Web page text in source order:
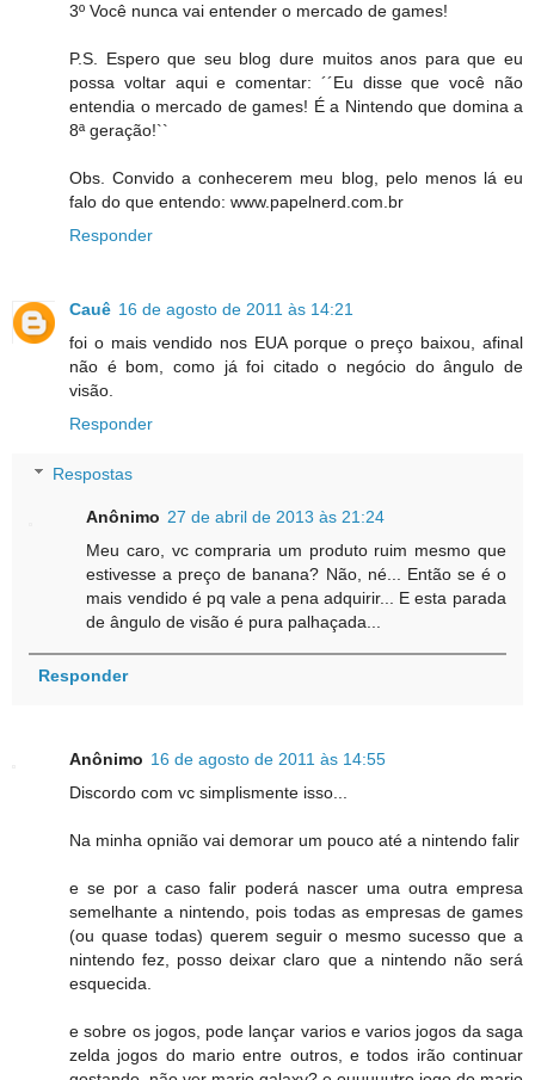
3º Você nunca vai entender o mercado de games!
P.S. Espero que seu blog dure muitos anos para que eu
possa voltar aqui e comentar: ´´Eu disse que você não
entendia o mercado de games! É a Nintendo que domina a
8ª geração!``
Obs. Convido a conhecerem meu blog, pelo menos lá eu
falo do que entendo: www.papelnerd.com.br
Responder
Cauê 16 de agosto de 2011 às 14:21
foi o mais vendido nos EUA porque o preço baixou, afinal
não é bom, como já foi citado o negócio do ângulo de
visão.
Responder
Respostas
Anônimo 27 de abril de 2013 às 21:24
Meu caro, vc compraria um produto ruim mesmo que
estivesse a preço de banana? Não, né... Então se é o
mais vendido é pq vale a pena adquirir... E esta parada
de ângulo de visão é pura palhaçada...
Responder
Anônimo 16 de agosto de 2011 às 14:55
Discordo com vc simplismente isso...
Na minha opnião vai demorar um pouco até a nintendo falir
e se por a caso falir poderá nascer uma outra empresa
semelhante a nintendo, pois todas as empresas de games
(ou quase todas) querem seguir o mesmo sucesso que a
nintendo fez, posso deixar claro que a nintendo não será
esquecida.
e sobre os jogos, pode lançar varios e varios jogos da saga
zelda jogos do mario entre outros, e todos irão continuar